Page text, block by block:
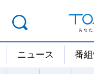
ニュース 番